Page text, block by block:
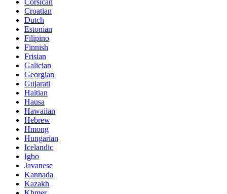
Croatian
Dutch
Estonian
Filipino
Finnish
Frisian
Galician
Georgian
Gujarati
Haitian
Hausa
Hawaiian
Hebrew
Hmong
Hungarian
Icelandic
Igbo
Javanese
Kannada
Kazakh